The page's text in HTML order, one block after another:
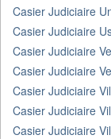
Casier Judiciaire
Casier Judiciaire
Casier Judiciaire
Casier Judiciaire
Casier Judiciaire
Casier Judiciaire
Casier Judiciaire